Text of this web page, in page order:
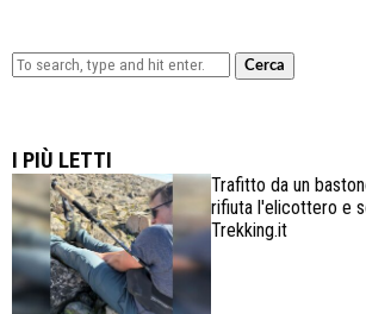
Cerca
I PIÙ LETTI
Trafitto da un
rifiuta l'elicottero e
Trekking.it